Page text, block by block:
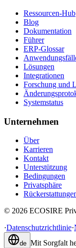
Ressourcen-Hub
Blog
Dokumentation
Führer
ERP-Glossar
Lösungen
Integrationen
Forschung und
Systemstatus
Unternehmen
Über
Karrieren
Kontakt
Unterstützung
Bedingungen
Privatsphäre
© 2026 ECOSIRE
·Datenschutzrichtlinie·
de Mit Sorgfalt